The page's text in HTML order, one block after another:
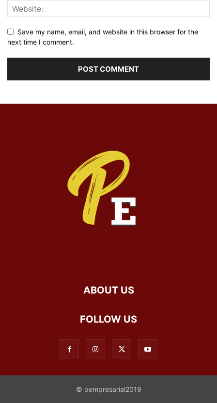
Save my name, email, and website in this browser for the
next time I comment.
ABOUT US
FOLLOW US
© pempresarial2019